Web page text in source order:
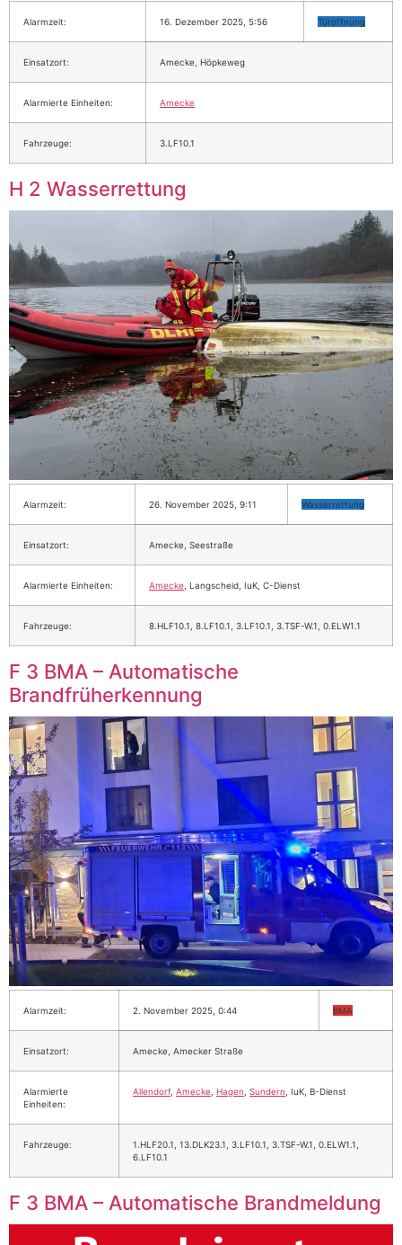
Alarmzeit: 16. Dezember 2025, 5:56 Türöffnung
Einsatzort: Amecke, Höpkeweg
Alarmierte Einheiten: Amecke
Fahrzeuge: 3.LF10.1
H 2 Wasserrettung
Alarmzeit: 26. November 2025, 9:11 Wasserrettung
Einsatzort: Amecke, Seestraße
Alarmierte Einheiten: Amecke , Langscheid, IuK, C-Dienst
Fahrzeuge: 8.HLF10.1, 8.LF10.1, 3.LF10.1, 3.TSF-W.1, 0.ELW1.1
F 3 BMA – Automatische
Brandfrüherkennung
Alarmzeit: 2. November 2025, 0:44 BMA
Einsatzort: Amecke, Amecker Straße
Alarmierte
Einheiten:
Allendorf, Amecke Hagen Sundern , IuK, B-Dienst
Fahrzeuge:
1.HLF20.1, 13.DLK23.1, 3.LF10.1, 3.TSF-W.1, 0.ELW1.1,
6.LF10.1
F 3 BMA – Automatische Brandmeldung